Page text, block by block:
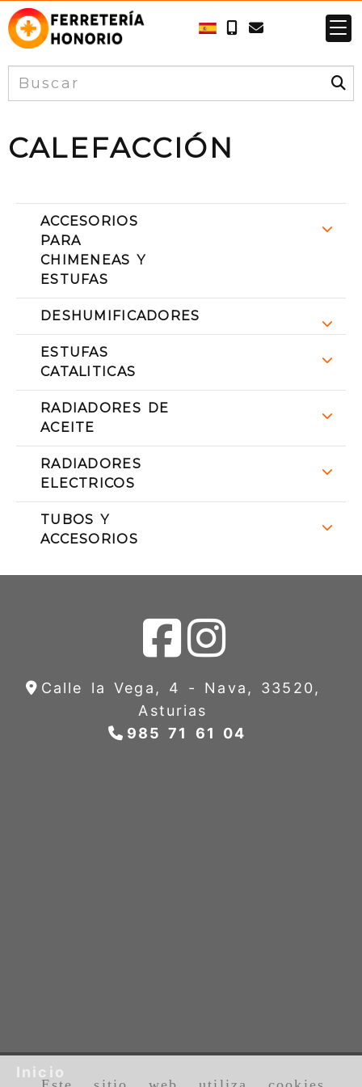
CALEFACCIÓN
ACCESORIOS
PARA
CHIMENEAS Y
ESTUFAS
DESHUMIFICADORES
ESTUFAS
CATALITICAS
RADIADORES DE
ACEITE
RADIADORES
ELECTRICOS
TUBOS Y
ACCESORIOS
Calle la Vega, 4 - Nava, 33520,
Asturias
985 71 61 04
Inicio